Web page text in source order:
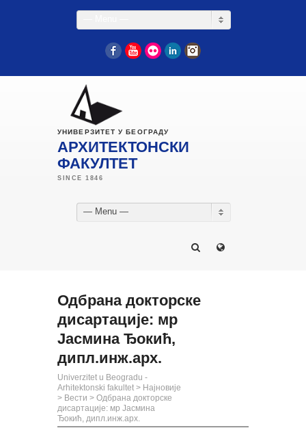
FacebookYouTube
Flickr LinkedIn
УНИВЕРЗИТЕТ У БЕОГРАДУ
АРХИТЕКТОНСКИ
ФАКУЛТЕТ
— Menu —
Одбрана докторске
дисартације: мр
Јасмина Ђокић,
дипл.инж.арх.
Univerzitet u Beogradu -
Arhitektonski fakultet > Најновије
> Вести > Одбрана докторске
дисартације: мр Јасмина
Ђокић, дипл.инж.арх.